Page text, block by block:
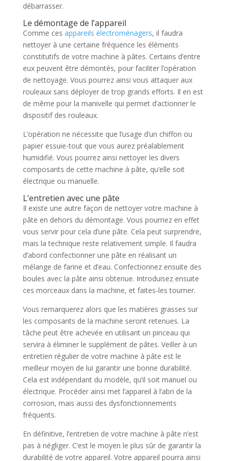
débarrasser.
Le démontage de l’appareil
Comme ces appareils électroménagers, il faudra
nettoyer à une certaine fréquence les éléments
constitutifs de votre machine à pâtes. Certains d’entre
eux peuvent être démontés, pour faciliter l’opération
de nettoyage. Vous pourrez ainsi vous attaquer aux
rouleaux sans déployer de trop grands efforts. Il en est
de même pour la manivelle qui permet d’actionner le
dispositif des rouleaux.
L’opération ne nécessite que l’usage d’un chiffon ou
papier essuie-tout que vous aurez préalablement
humidifié. Vous pourrez ainsi nettoyer les divers
composants de cette machine à pâte, qu’elle soit
électrique ou manuelle.
L’entretien avec une pâte
Il existe une autre façon de nettoyer votre machine à
pâte en dehors du démontage. Vous pourriez en effet
vous servir pour cela d’une pâte. Cela peut surprendre,
mais la technique reste relativement simple. Il faudra
d’abord confectionner une pâte en réalisant un
mélange de farine et d’eau. Confectionnez ensuite des
boules avec la pâte ainsi obtenue. Introduisez ensuite
ces morceaux dans la machine, et faites-les tourner.
Vous remarquerez alors que les matières grasses sur
les composants de la machine seront retenues. La
tâche peut être achevée en utilisant un pinceau qui
servira à éliminer le supplément de pâtes. Veiller à un
entretien régulier de votre machine à pâte est le
meilleur moyen de lui garantir une bonne durabilité.
Cela est indépendant du modèle, qu’il soit manuel ou
électrique. Procéder ainsi met l’appareil à l’abri de la
corrosion, mais aussi des dysfonctionnements
fréquents.
En définitive, l’entretien de votre machine à pâte n’est
pas à négliger. C’est le moyen le plus sûr de garantir la
durabilité de votre appareil. Votre appareil pourra ainsi